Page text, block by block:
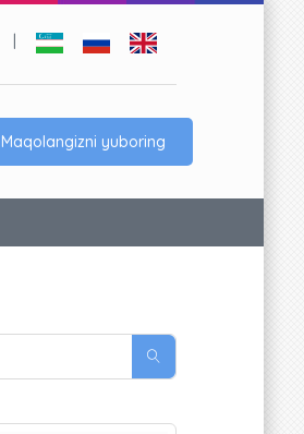
Maqolangizni yuboring